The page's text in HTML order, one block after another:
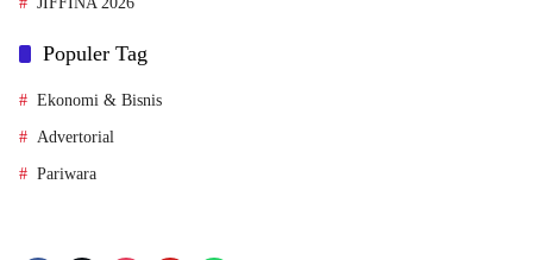
Populer Tag
Ekonomi & Bisnis
Advertorial
Pariwara